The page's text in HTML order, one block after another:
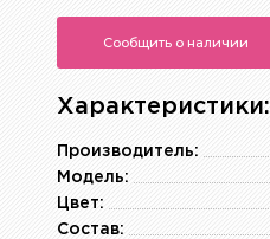
Сообщить о наличии
Характеристики:
Производитель:
Модель:
Цвет:
Состав: